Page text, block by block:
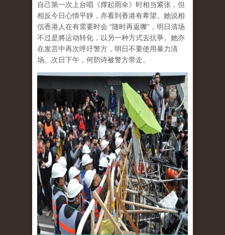
自己第一次上台唱《撑起雨伞》时相当紧张，但
相反今日心情平靜，亦看到香港有希望。她说相
信香港人在有需要时会 “随时再返嚟”，明日清场
不过是將运动转化，以另一种方式去抗爭。她亦
在发言中再次呼吁警方，明日不要使用暴力清
场。次日下午，何韵诗被警方带走。